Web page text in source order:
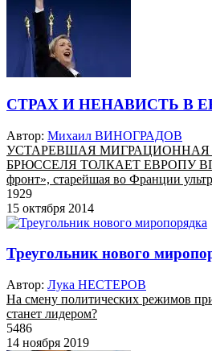
СТРАХ И НЕНАВИСТЬ В
Автор: Михаил ВИНОГРАДОВ
УСТАРЕВШАЯ МИГРАЦИОННАЯ
БРЮССЕЛЯ ТОЛКАЕТ ЕВРОПУ
фронт», старейшая во Франции
1929
15 октября 2014
Треугольник нового
Автор: Лука НЕСТЕРОВ
На смену политических режимов
станет лидером?
5486
14 ноября 2019